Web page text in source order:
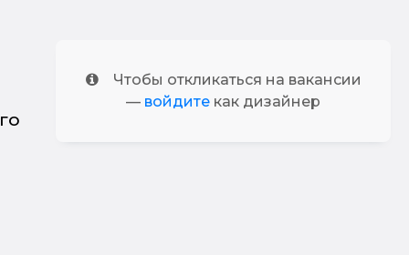
Чтобы откликаться на вакансии
— войдите как дизайнер